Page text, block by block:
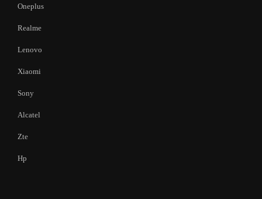
Oneplus
Realme
Lenovo
Xiaomi
Sony
Alcatel
Zte
Hp